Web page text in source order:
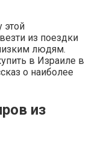
этой
из поездки
людям.
в Израиле в
о наиболее
из